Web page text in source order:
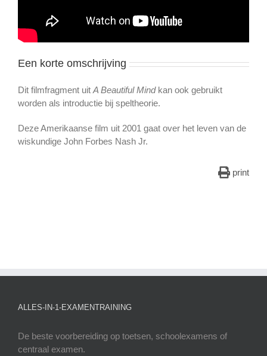
Een korte omschrijving
Dit filmfragment uit A Beautiful Mindkan ook gebruikt
worden als introductie bij speltheorie.
Deze Amerikaanse film uit 2001 gaat over het leven van de
wiskundige John Forbes Nash Jr.
print
ALLES-IN-1-EXAMENTRAINING
De beste voorbereiding op toetsen, schoolexamens of
centraal examen.